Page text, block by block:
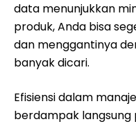
data menunjukkan
produk, Anda bisa
dan menggantinya
banyak dicari.
Efisiensi dalam
berdampak langsung